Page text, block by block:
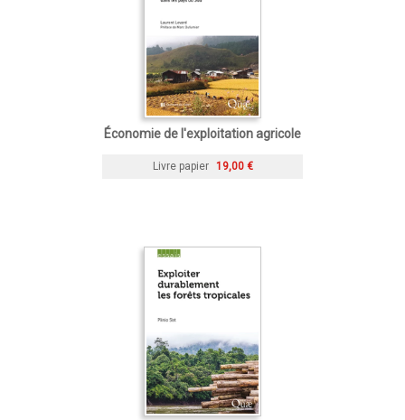
Économie de l'exploitation agricole
Livre papier 19,00 €